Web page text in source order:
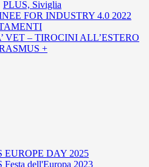
PLUS, Siviglia
FOR INDUSTRY 4.0 2022
VET – TIROCINI ALL’ESTERO
+
EUROPE DAY 2025
Festa dell'Europa 2023